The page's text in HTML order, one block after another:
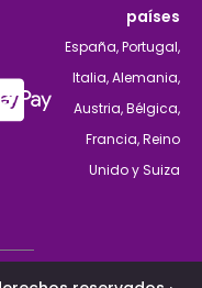
países
España, Portugal,
Italia, Alemania,
Austria, Bélgica,
Francia, Reino
Unido y Suiza